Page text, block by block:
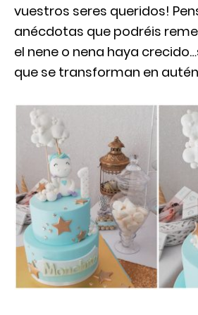
vuestros seres queridos!
anécdotas que podréis
el nene o nena haya
que se transforman en